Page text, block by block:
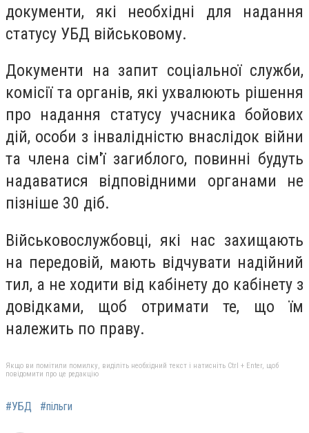
документи, які необхідні для надання
статусу УБД військовому.
Документи на запит соціальної служби,
комісії та органів, які ухвалюють рішення
про надання статусу учасника бойових
дій, особи з інвалідністю внаслідок війни
та члена сім'ї загиблого, повинні будуть
надаватися відповідними органами не
пізніше 30 діб.
Військовослужбовці, які нас захищають
на передовій, мають відчувати надійний
тил, а не ходити від кабінету до кабінету з
довідками, щоб отримати те, що їм
належить по праву.
Якщо ви помітили помилку, виділіть необхідний текст і натисніть Ctrl + Enter, щоб
повідомити про це редакцію
#УБД #пільги